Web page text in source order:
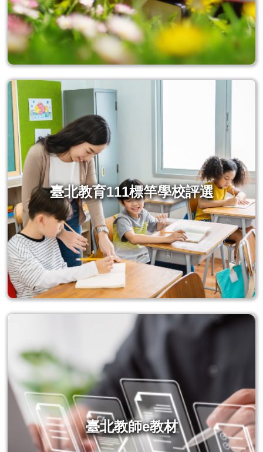
臺北教育111標竿學校評選
臺北教師e教材